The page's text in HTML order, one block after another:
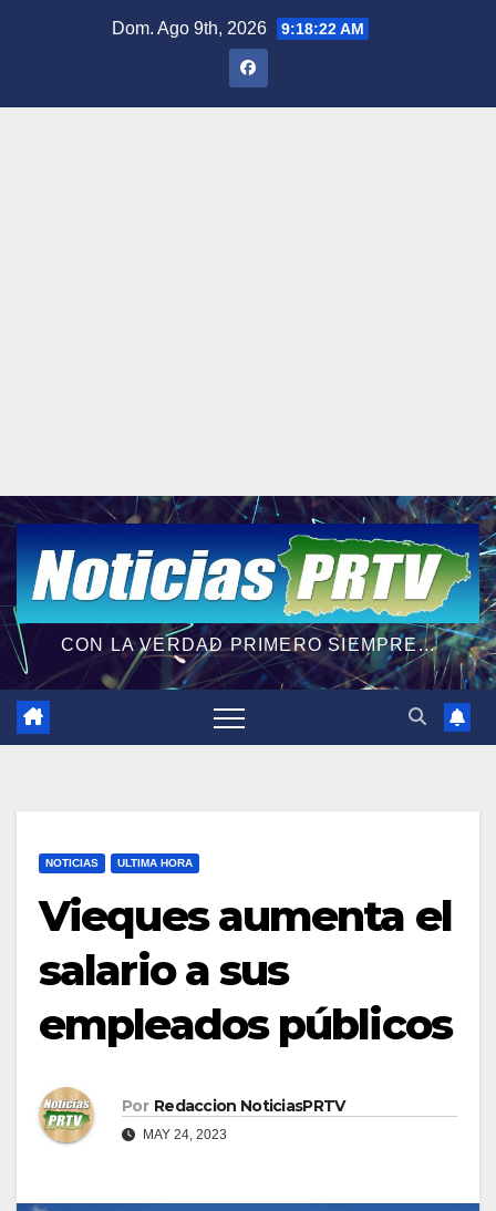
Dom. Ago 9th, 2026 9:18:23 AM
CON LA VERDAD PRIMERO SIEMPRE...
NOTICIAS ULTIMA HORA
Vieques aumenta el
salario a sus
empleados públicos
Por Redaccion NoticiasPRTV
MAY 24, 2023